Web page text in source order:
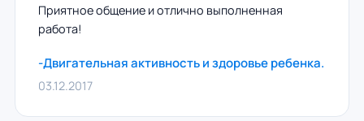
Приятное общение и отлично выполненная
работа!
-Двигательная активность и здоровье ребенка.
03.12.2017